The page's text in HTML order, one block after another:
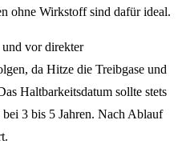
ohne Wirkstoff sind dafür ideal.
vor direkter
da Hitze die Treibgase und
Haltbarkeitsdatum sollte stets
bei 3 bis 5 Jahren. Nach Ablauf